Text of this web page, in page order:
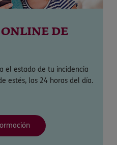
DE
el estado de tu incidencia
estés, las 24 horas del día.